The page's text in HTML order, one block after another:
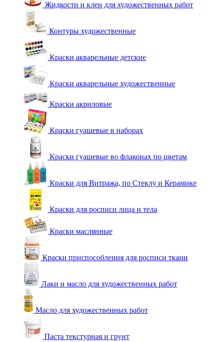
Жидкости и клеи для художественных работ
Контуры художественные
Краски акварельные детские
Краски акварельные художественные
Краски акриловые
Краски гуашевые в наборах
Краски гуашевые во флаконах по цветам
Краски для Витража, по Стеклу и Керамике
Краски для росписи лица и тела
Краски маслянные
Краски приспособления для росписи ткани
Лаки и масло для художественных работ
Масло для художественных работ
Паста текстурная и грунт